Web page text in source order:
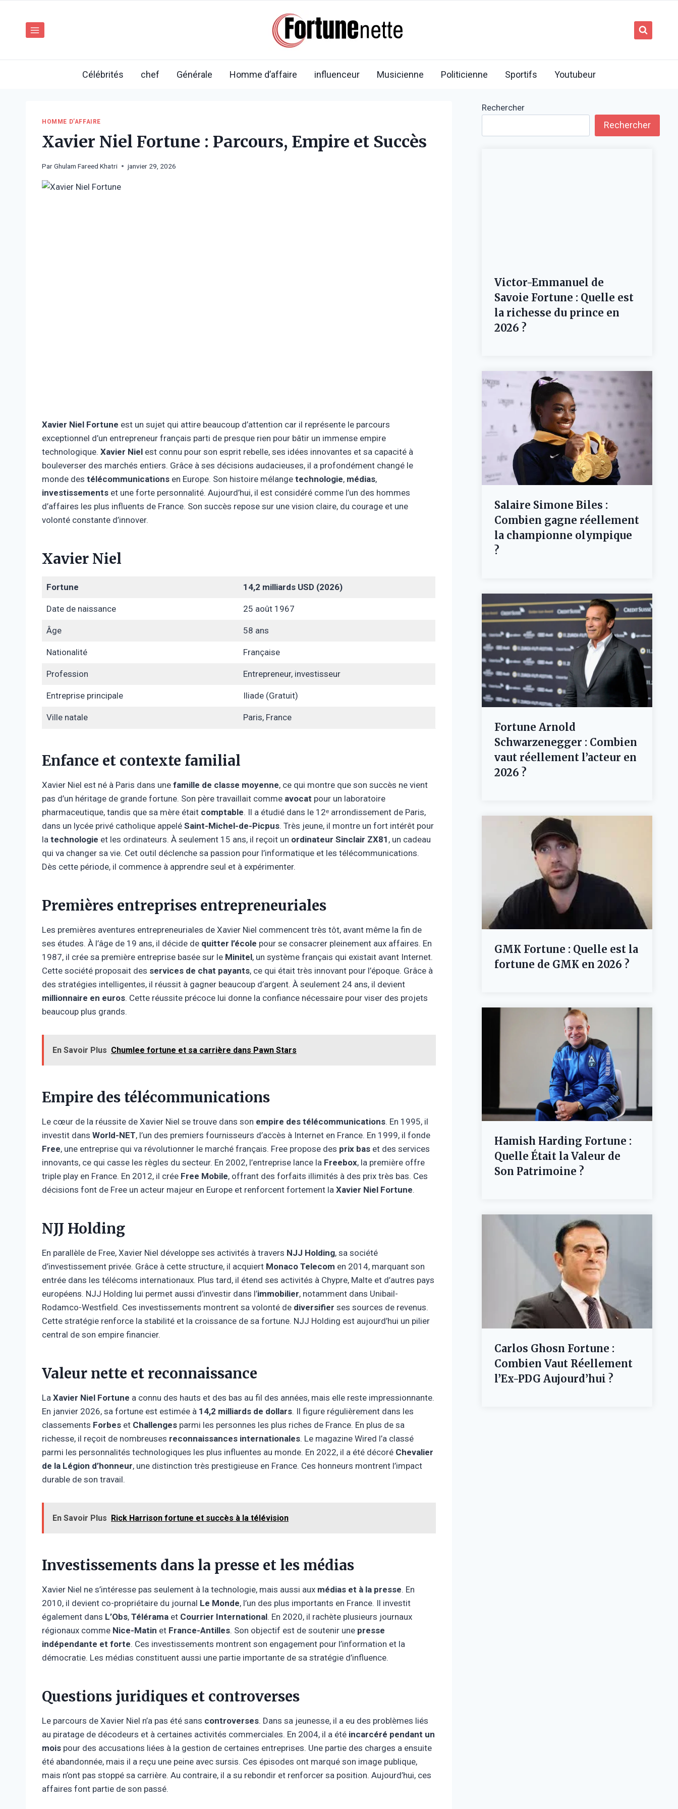
Célébrités chef Générale Homme d’affaire influenceur Musicienne Politicienne Sportifs Youtubeur
HOMME D’AFFAIRE
Xavier Niel Fortune : Parcours, Empire et Succès
ParGhulam Fareed Khatri janvier 29, 2026
Xavier Niel Fortune est un sujet qui attire beaucoup d’attention car il représente le parcours
exceptionnel d’un entrepreneur français parti de presque rien pour bâtir un immense empire
technologique. Xavier Niel est connu pour son esprit rebelle, ses idées innovantes et sa capacité à
bouleverser des marchés entiers. Grâce à ses décisions audacieuses, il a profondément changé le
monde des télécommunications en Europe. Son histoire mélange technologie, médias,
investissements et une forte personnalité. Aujourd’hui, il est considéré comme l’un des hommes
d’affaires les plus influents de France. Son succès repose sur une vision claire, du courage et une
volonté constante d’innover.
Xavier Niel
Fortune 14,2 milliards USD (2026)
Date de naissance 25 août 1967
Âge 58 ans
Nationalité Française
Profession Entrepreneur, investisseur
Entreprise principale Iliade (Gratuit)
Ville natale Paris, France
Enfance et contexte familial
Xavier Niel est né à Paris dans une famille de classe moyenne, ce qui montre que son succès ne vient
pas d’un héritage de grande fortune. Son père travaillait comme avocat pour un laboratoire
pharmaceutique, tandis que sa mère était comptable. Il a étudié dans le 12ᵉ arrondissement de Paris,
dans un lycée privé catholique appelé Saint-Michel-de-Picpus. Très jeune, il montre un fort intérêt pour
la technologie et les ordinateurs. À seulement 15 ans, il reçoit un ordinateur Sinclair ZX81 , un cadeau
qui va changer sa vie. Cet outil déclenche sa passion pour l’informatique et les télécommunications.
Dès cette période, il commence à apprendre seul et à expérimenter.
Premières entreprises entrepreneuriales
Les premières aventures entrepreneuriales de Xavier Niel commencent très tôt, avant même la fin de
ses études. À l’âge de 19 ans, il décide de quitter l’école pour se consacrer pleinement aux affaires. En
1987, il crée sa première entreprise basée sur le Minitel, un système français qui existait avant Internet.
Cette société proposait des services de chat payants, ce qui était très innovant pour l’époque. Grâce à
des stratégies intelligentes, il réussit à gagner beaucoup d’argent. À seulement 24 ans, il devient
millionnaire en euros. Cette réussite précoce lui donne la confiance nécessaire pour viser des projets
beaucoup plus grands.
En Savoir Plus Chumlee fortune et sa carrière dans Pawn Stars
Empire des télécommunications
Le cœur de la réussite de Xavier Niel se trouve dans son empire des télécommunications. En 1995, il
investit dans World-NET, l’un des premiers fournisseurs d’accès à Internet en France. En 1999, il fonde
Free, une entreprise qui va révolutionner le marché français. Free propose des prix bas et des services
innovants, ce qui casse les règles du secteur. En 2002, l’entreprise lance la Freebox, la première offre
triple play en France. En 2012, il crée Free Mobile, offrant des forfaits illimités à des prix très bas. Ces
décisions font de Free un acteur majeur en Europe et renforcent fortement la Xavier Niel Fortune.
NJJ Holding
En parallèle de Free, Xavier Niel développe ses activités à travers NJJ Holding, sa société
d’investissement privée. Grâce à cette structure, il acquiert Monaco Telecom en 2014, marquant son
entrée dans les télécoms internationaux. Plus tard, il étend ses activités à Chypre, Malte et d’autres pays
européens. NJJ Holding lui permet aussi d’investir dans l’immobilier, notamment dans Unibail-
Rodamco-Westfield. Ces investissements montrent sa volonté de diversifier ses sources de revenus.
Cette stratégie renforce la stabilité et la croissance de sa fortune. NJJ Holding est aujourd’hui un pilier
central de son empire financier.
Valeur nette et reconnaissance
La Xavier Niel Fortune a connu des hauts et des bas au fil des années, mais elle reste impressionnante.
En janvier 2026, sa fortune est estimée à 14,2 milliards de dollars. Il figure régulièrement dans les
classements Forbes et Challenges parmi les personnes les plus riches de France. En plus de sa
richesse, il reçoit de nombreuses reconnaissances internationales. Le magazine Wired l’a classé
parmi les personnalités technologiques les plus influentes au monde. En 2022, il a été décoré Chevalier
de la Légion d’honneur, une distinction très prestigieuse en France. Ces honneurs montrent l’impact
durable de son travail.
En Savoir Plus Rick Harrison fortune et succès à la télévision
Investissements dans la presse et les médias
Xavier Niel ne s’intéresse pas seulement à la technologie, mais aussi aux médias et à la presse. En
2010, il devient co-propriétaire du journal Le Monde, l’un des plus importants en France. Il investit
également dans L’Obs, Télérama et Courrier International. En 2020, il rachète plusieurs journaux
régionaux comme Nice-Matin et France-Antilles. Son objectif est de soutenir une presse
indépendante et forte. Ces investissements montrent son engagement pour l’information et la
démocratie. Les médias constituent aussi une partie importante de sa stratégie d’influence.
Questions juridiques et controverses
Le parcours de Xavier Niel n’a pas été sans controverses. Dans sa jeunesse, il a eu des problèmes liés
au piratage de décodeurs et à certaines activités commerciales. En 2004, il a été incarcéré pendant un
mois pour des accusations liées à la gestion de certaines entreprises. Une partie des charges a ensuite
été abandonnée, mais il a reçu une peine avec sursis. Ces épisodes ont marqué son image publique,
mais n’ont pas stoppé sa carrière. Au contraire, il a su rebondir et renforcer sa position. Aujourd’hui, ces
affaires font partie de son passé.
Rechercher
Rechercher
Victor-Emmanuel de
Savoie Fortune : Quelle est
la richesse du prince en
2026 ?
Salaire Simone Biles :
Combien gagne réellement
la championne olympique
?
Fortune Arnold
Schwarzenegger : Combien
vaut réellement l’acteur en
2026 ?
GMK Fortune : Quelle est la
fortune de GMK en 2026 ?
Hamish Harding Fortune :
Quelle Était la Valeur de
Son Patrimoine ?
Carlos Ghosn Fortune :
Combien Vaut Réellement
l’Ex-PDG Aujourd’hui ?